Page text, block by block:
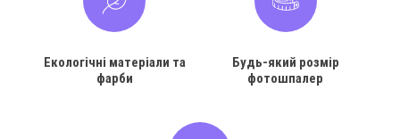
Екологічні матеріали та
фарби
Будь-який розмір
фотошпалер